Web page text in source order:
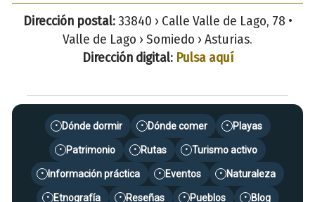
Dirección postal:33840 › Calle Valle de Lago, 78 •
Valle de Lago › Somiedo › Asturias.
Dirección digital: Pulsa aquí
• Dónde dormir • Dónde comer • Playas
• Patrimonio • Rutas • Turismo activo
• Información práctica • Eventos • Naturaleza
• Etnografía • Reseñas • Pueblos • Blog